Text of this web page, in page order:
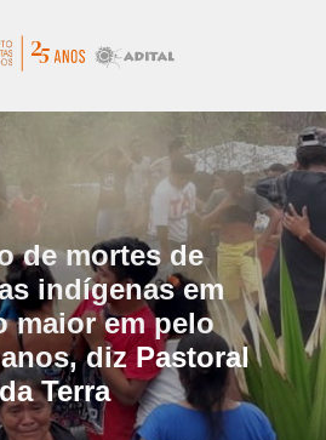
de mortes de
indígenas em
maior em pelo
diz Pastoral
da Terra